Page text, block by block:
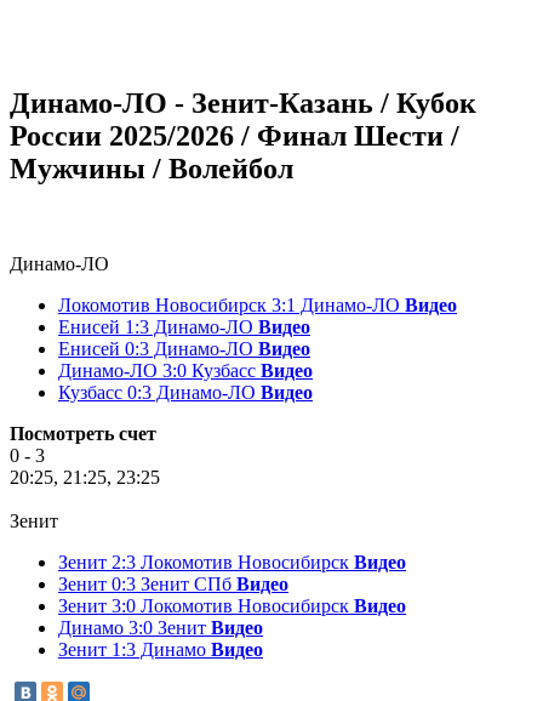
Динамо-ЛО - Зенит-Казань / Кубок
России 2025/2026 / Финал Шести /
Мужчины / Волейбол
Динамо-ЛО
Локомотив Новосибирск 3:1 Динамо-ЛО Видео
Енисей 1:3 Динамо-ЛО Видео
Енисей 0:3 Динамо-ЛО Видео
Динамо-ЛО 3:0 Кузбасс Видео
Кузбасс 0:3 Динамо-ЛО Видео
Посмотреть счет
0 - 3
20:25, 21:25, 23:25
Зенит
Зенит 2:3 Локомотив Новосибирск Видео
Зенит 0:3 Зенит СПб Видео
Зенит 3:0 Локомотив Новосибирск Видео
Динамо 3:0 Зенит Видео
Зенит 1:3 Динамо Видео